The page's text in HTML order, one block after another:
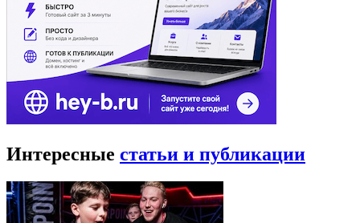
Интересные статьи и публикации